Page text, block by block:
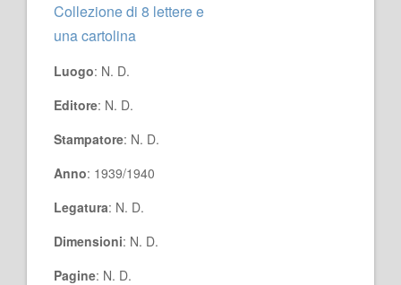
Collezione di 8 lettere e
una cartolina
Luogo: N. D.
Editore: N. D.
Stampatore: N. D.
Anno: 1939/1940
Legatura: N. D.
Dimensioni: N. D.
Pagine: N. D.